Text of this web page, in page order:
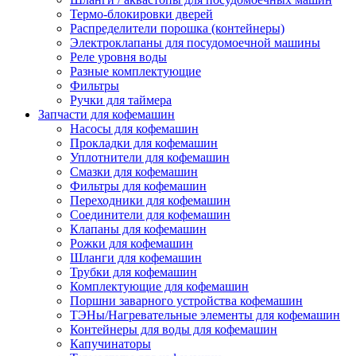
Термо-блокировки дверей
Распределители порошка (контейнеры)
Электроклапаны для посудомоечной машины
Реле уровня воды
Разные комплектующие
Фильтры
Ручки для таймера
Запчасти для кофемашин
Насосы для кофемашин
Прокладки для кофемашин
Уплотнители для кофемашин
Смазки для кофемашин
Фильтры для кофемашин
Переходники для кофемашин
Соединители для кофемашин
Клапаны для кофемашин
Рожки для кофемашин
Шланги для кофемашин
Трубки для кофемашин
Комплектующие для кофемашин
Поршни заварного устройства кофемашин
ТЭНы/Нагревательные элементы для кофемашин
Контейнеры для воды для кофемашин
Капучинаторы